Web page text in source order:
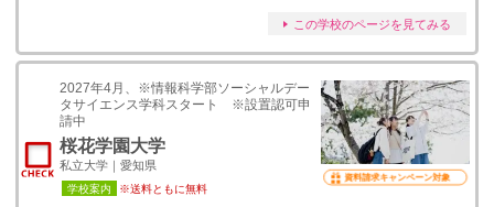
この学校のページを見てみる
2027年4月、※情報科学部ソーシャルデー
タサイエンス学科スタート ※設置認可申
請中
桜花学園大学
私立大学｜愛知県
学校案内 ※送料ともに無料
資料請求キャンペーン対象